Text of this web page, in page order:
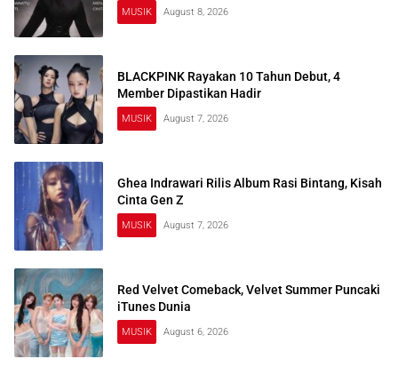
MUSIK August 8, 2026
BLACKPINK Rayakan 10 Tahun Debut, 4
Member Dipastikan Hadir
MUSIK August 7, 2026
Ghea Indrawari Rilis Album Rasi Bintang, Kisah
Cinta Gen Z
MUSIK August 7, 2026
Red Velvet Comeback, Velvet Summer Puncaki
iTunes Dunia
MUSIK August 6, 2026